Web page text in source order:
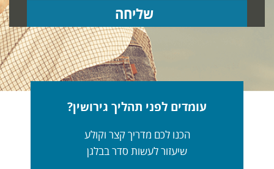
עומדים לפני תהליך גירושין?
הכנו לכם מדריך קצר וקולע
שיעזור לעשות סדר בבלגן